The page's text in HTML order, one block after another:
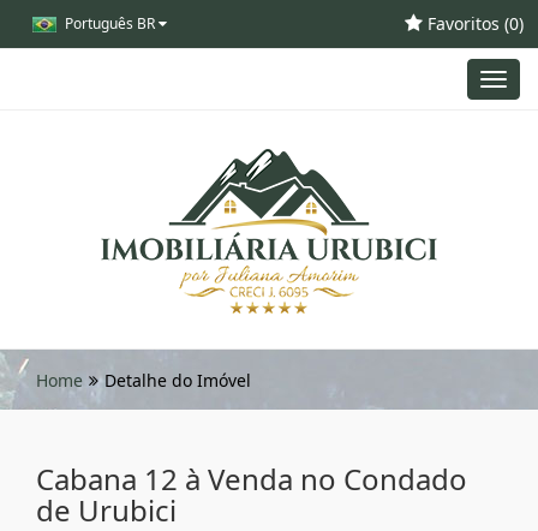
Português BR Favoritos (0)
Home Detalhe do Imóvel
Cabana 12 à Venda no Condado
de Urubici